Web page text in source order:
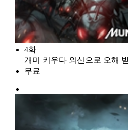
4화
개미 키우다 외신으로 오해
무료